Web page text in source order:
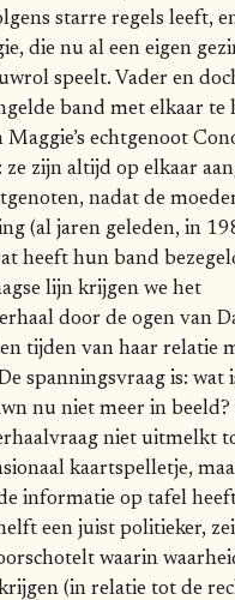
starre regels leeft,
die nu al een eigen
speelt. Vader en
band met elkaar te
echtgenoot
zijn altijd op elkaar
nadat de
(al jaren geleden, in
heeft hun band
lijn krijgen we het
door de ogen van
tijden van haar relatie
spanningsvraag is: wat
nu niet meer in
niet uitmelkt
kaartspelletje,
informatie op tafel
een juist politieker,
waarin
(in relatie tot de